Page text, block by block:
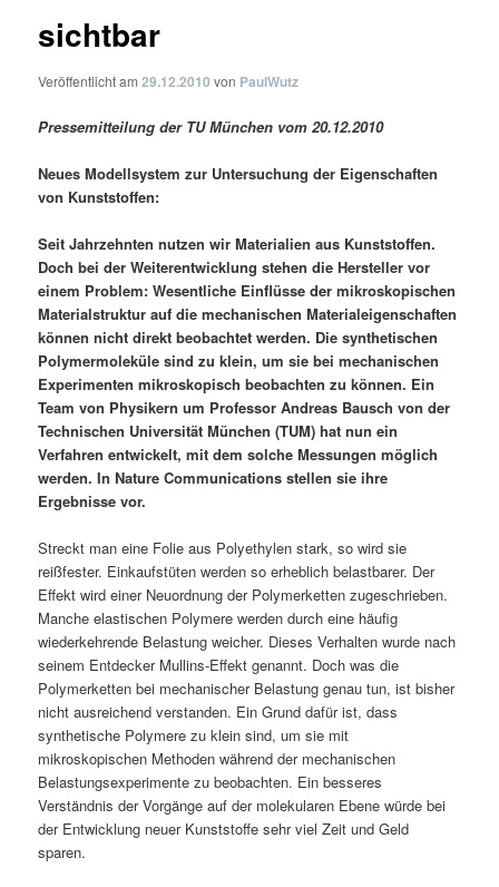
sichtbar
Veröffentlicht am29.12.2010 von PaulWutz
Pressemitteilung der TU München vom 20.12.2010
Neues Modellsystem zur Untersuchung der Eigenschaften
von Kunststoffen:
Seit Jahrzehnten nutzen wir Materialien aus Kunststoffen.
Doch bei der Weiterentwicklung stehen die Hersteller vor
einem Problem: Wesentliche Einflüsse der mikroskopischen
Materialstruktur auf die mechanischen Materialeigenschaften
können nicht direkt beobachtet werden. Die synthetischen
Polymermoleküle sind zu klein, um sie bei mechanischen
Experimenten mikroskopisch beobachten zu können. Ein
Team von Physikern um Professor Andreas Bausch von der
Technischen Universität München (TUM) hat nun ein
Verfahren entwickelt, mit dem solche Messungen möglich
werden. In Nature Communications stellen sie ihre
Ergebnisse vor.
Streckt man eine Folie aus Polyethylen stark, so wird sie
reißfester. Einkaufstüten werden so erheblich belastbarer. Der
Effekt wird einer Neuordnung der Polymerketten zugeschrieben.
Manche elastischen Polymere werden durch eine häufig
wiederkehrende Belastung weicher. Dieses Verhalten wurde nach
seinem Entdecker Mullins-Effekt genannt. Doch was die
Polymerketten bei mechanischer Belastung genau tun, ist bisher
nicht ausreichend verstanden. Ein Grund dafür ist, dass
synthetische Polymere zu klein sind, um sie mit
mikroskopischen Methoden während der mechanischen
Belastungsexperimente zu beobachten. Ein besseres
Verständnis der Vorgänge auf der molekularen Ebene würde bei
der Entwicklung neuer Kunststoffe sehr viel Zeit und Geld
sparen.